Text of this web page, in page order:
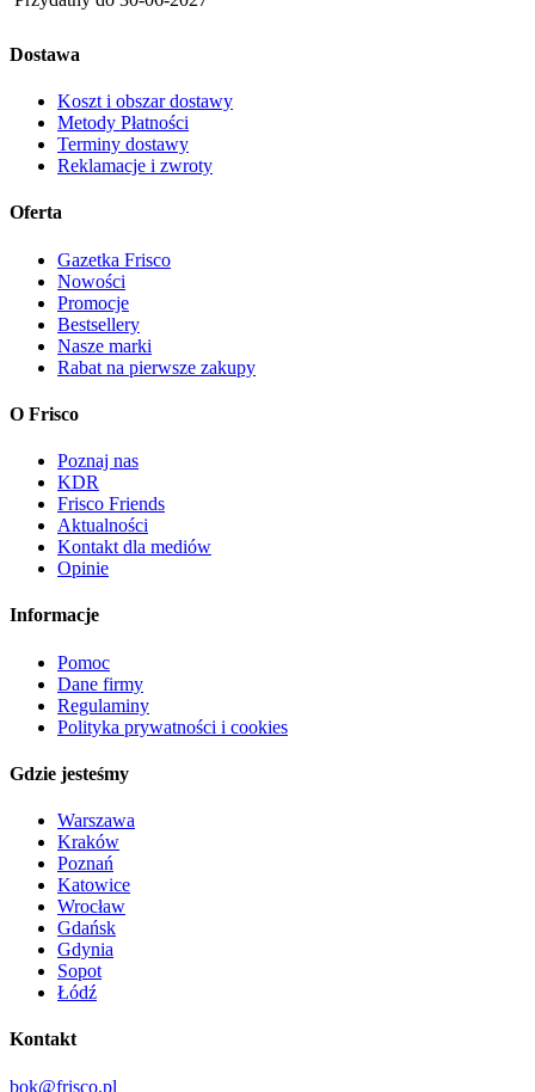
Dostawa
Koszt i obszar dostawy
Metody Płatności
Terminy dostawy
Reklamacje i zwroty
Oferta
Gazetka Frisco
Nowości
Promocje
Bestsellery
Nasze marki
Rabat na pierwsze zakupy
O Frisco
Poznaj nas
KDR
Frisco Friends
Aktualności
Kontakt dla mediów
Opinie
Informacje
Pomoc
Dane firmy
Regulaminy
Polityka prywatności i cookies
Gdzie jesteśmy
Warszawa
Kraków
Poznań
Katowice
Wrocław
Gdańsk
Gdynia
Sopot
Łódź
Kontakt
bok@frisco.pl